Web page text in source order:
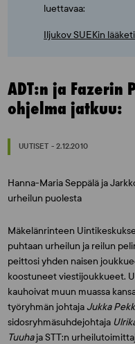
luettavaa:
Iljukov SUEKin
ADT:n ja Fazerin
ohjelma jatkuu:
UUTISET - 2.12.2010
Hanna-Maria Seppälä ja
urheilun puolesta
Mäkelänrinteen
puhtaan urheilun ja reilun
peittosi yhden naisen
koostuneet viestijoukkueet.
kauhoivat muun muassa
työryhmän johtaja Jukka
sidosryhmäsuhdejohtaja
Tuuhaja STT:n